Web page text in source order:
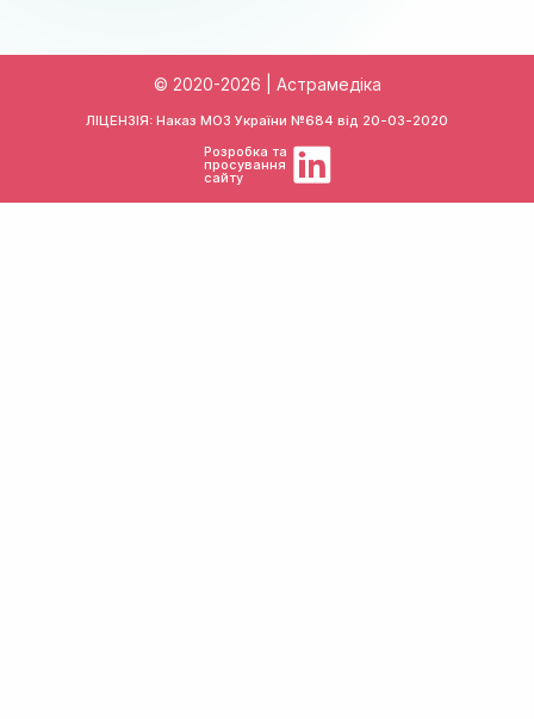
© 2020-2026 | Астрамедіка
ЛІЦЕНЗІЯ: Наказ МОЗ України №684 від 20-03-2020
Розробка та
просування
сайту